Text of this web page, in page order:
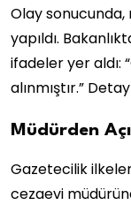
Olay sonucunda,
yapıldı.
ifadeler yer aldı:
alınmıştır.”
Müdürden
Gazetecilik
cezaevi